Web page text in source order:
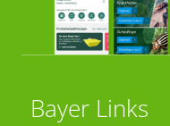
Bayer Links